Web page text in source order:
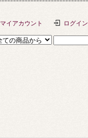
マイアカウント ログイン